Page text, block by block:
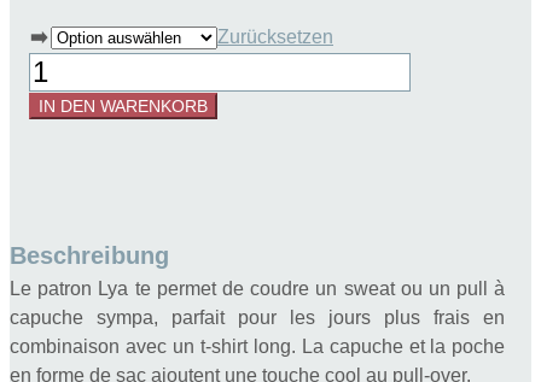
➡️
Zurücksetzen
Patron
couture
sweat
Menge
IN DEN WARENKORB
Beschreibung
Le patron Lya te permet de coudre un sweat ou un pull à
capuche sympa, parfait pour les jours plus frais en
combinaison avec un t-shirt long. La capuche et la poche
en forme de sac ajoutent une touche cool au pull-over.